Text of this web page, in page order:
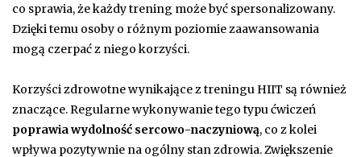
co sprawia, że każdy trening może być spersonalizowany.
Dzięki temu osoby o różnym poziomie zaawansowania
mogą czerpać z niego korzyści.
Korzyści zdrowotne wynikające z treningu HIIT są również
znaczące. Regularne wykonywanie tego typu ćwiczeń
poprawia wydolność sercowo-naczyniową, co z kolei
wpływa pozytywnie na ogólny stan zdrowia. Zwiększenie